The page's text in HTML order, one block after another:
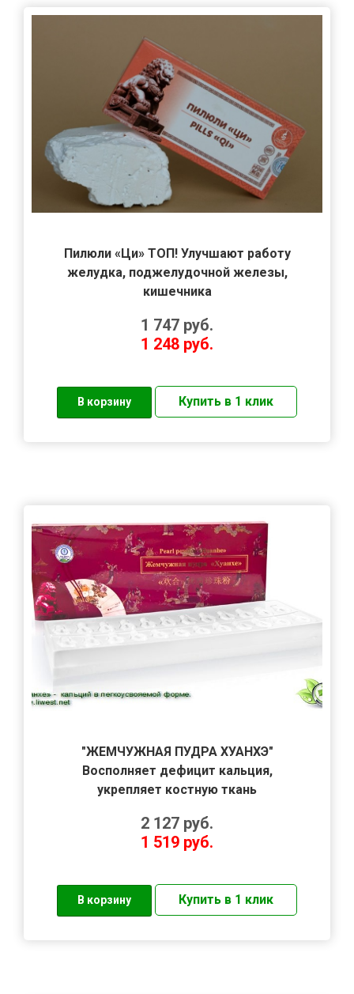
Пилюли «Ци» ТОП! Улучшают работу
желудка, поджелудочной железы,
кишечника
1 747 руб.
1 248 руб.
"ЖЕМЧУЖНАЯ ПУДРА ХУАНХЭ"
Восполняет дефицит кальция,
укрепляет костную ткань
2 127 руб.
1 519 руб.